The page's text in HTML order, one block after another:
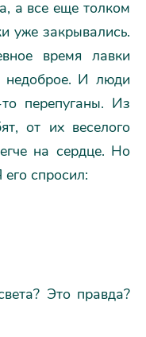
а все еще толком
уже закрывались.
время лавки
недоброе. И люди
перепуганы. Из
от их веселого
на сердце. Но
спросил:
Это правда?